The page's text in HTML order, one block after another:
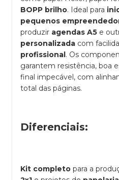
BOPP brilho. Ideal para
pequenos
produzir agendas A5 e
personalizada com
profissional. Os
garantem resistência, boa
final impecável, com
total das páginas.
Diferenciais:
Kit completo para a